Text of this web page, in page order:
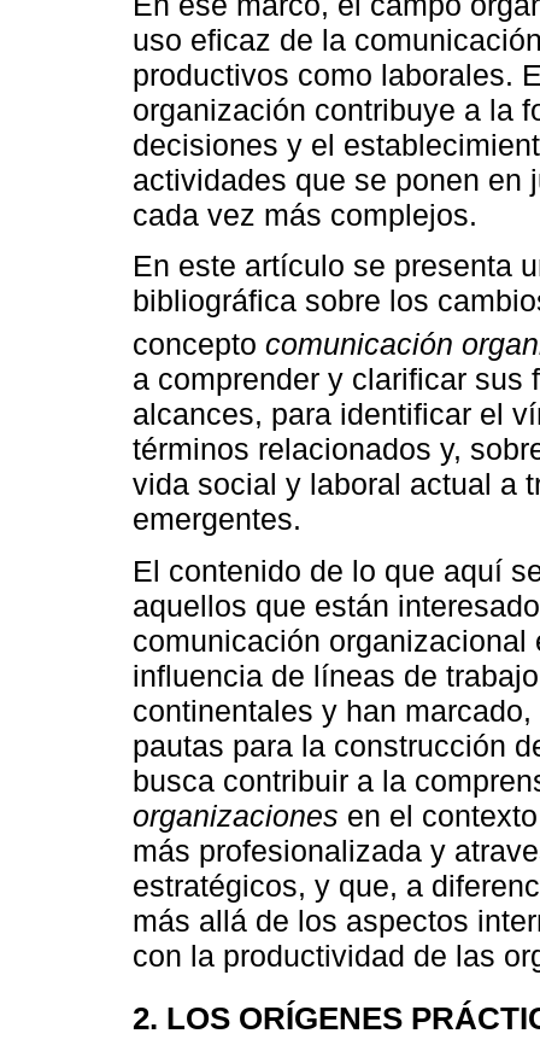
uso eficaz de la
productivos como laborales.
organización contribuye a la
decisiones y el
actividades que se ponen en
cada vez más complejos.
En este artículo se presenta
bibliográfica sobre los
concepto comunicación
a comprender y clarificar sus
alcances, para identificar el
términos relacionados y,
vida social y laboral actual a
emergentes.
El contenido de lo que aquí
aquellos que están
comunicación
influencia de líneas de
continentales y han
pautas para la construcción
busca contribuir a la
organizaciones en el
más profesionalizada y
estratégicos, y que, a
más allá de los aspectos
con la productividad de las
2. LOS ORÍGENES